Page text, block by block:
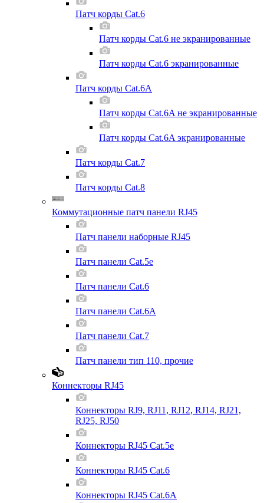
Патч корды Cat.6
Патч корды Cat.6 не экранированные
Патч корды Cat.6 экранированные
Патч корды Cat.6A
Патч корды Cat.6A не экранированные
Патч корды Cat.6A экранированные
Патч корды Cat.7
Патч корды Cat.8
Коммутационные патч панели RJ45
Патч панели наборные RJ45
Патч панели Cat.5e
Патч панели Cat.6
Патч панели Cat.6A
Патч панели Cat.7
Патч панели тип 110, прочие
Коннекторы RJ45
Коннекторы RJ9, RJ11, RJ12, RJ14, RJ21,
RJ25, RJ50
Коннекторы RJ45 Cat.5e
Коннекторы RJ45 Cat.6
Коннекторы RJ45 Cat.6A